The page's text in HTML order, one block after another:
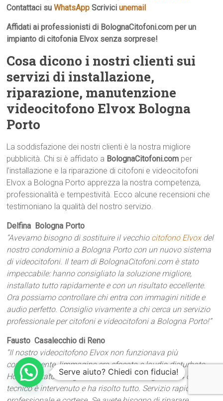
Contattaci suWhatsApp Scriviciunemail
Affidati ai professionisti di BolognaCitofoni.com per un
impianto di citofonia Elvox senza sorprese!
Cosa dicono i nostri clienti sui
servizi di installazione,
riparazione, manutenzione
videocitofono Elvox Bologna
Porto
La soddisfazione dei nostri clienti è la nostra migliore
pubblicità. Chi si è affidato a BolognaCitofoni.com per
l’installazione e la riparazione di citofoni e videocitofoni
Elvox a Bologna Porto apprezza la nostra competenza,
professionalità e tempestività. Ecco alcune recensioni che
testimoniano la qualità del nostro servizio.
Delfina  Bologna Porto
“Avevamo bisogno di sostituire il vecchio citofono Elvoxdel
nostro condominio a Bologna Porto con un nuovo sistema
di videocitofoni. Il team di BolognaCitofoni.com è stato
impeccabile: hanno consigliato la soluzione migliore,
installato tutto rapidamente e con un risultato eccellente.
Ora possiamo controllare chi entra con immagini nitide e
audio perfetto. Consiglio vivamente a chi cerca un servizio
professionale per citofoni e videocitofoni a Bologna Porto!”
Fausto  Casalecchio di Reno
“Il nostro videocitofono Elvox non funzionava più
correttamente, limmagine era sfocata e laudio disturbato.
Ho contattato BolognaCitofoni.com e nel giro di 24 ore un
tecnico è intervenuto e ha risolto tutto. Servizio rapido,
Serve aiuto? Chiedi con fiducia!